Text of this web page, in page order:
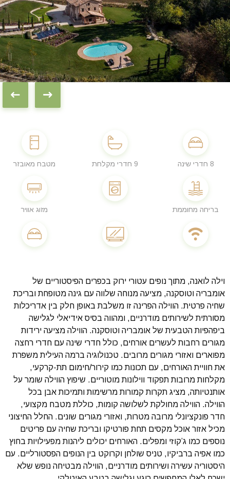
8 חדרי שינה 9 חדרי מקלחת מטבח מאובזר
בריחה מחוממת מזוג אוויר
וילה לואנה, מתוך נופים עטורי ירוק בכפרים הפיסטוריים של
אומבריה וטוסקנה, מציעה מנוחה שלווה עם גינה מטופחת ובריכת
שחיה פרטית. הווילה הפרינה זו משלבת באופן חלק בין אדריכלות
מסורתית לשירותים מודרניים, ומהווה בסיס אידיאלי לגלישה
ביפהפיות הטבעית של אומבריה וטוסקנה. הווילה מציעה ירידות
מגורים רחבות לעשרים אורחים, כולל חדרי שינה עם חדרי רחצה
מפוארים ואזורי מגורים מרובים. טכנולוגיה ברמה העילית משפרת
את חוויית האורחים, עם תכונות כמו קירור/חימום תת-קרקעי,
מקלחות מרובות תפקוד ווילונות מוטוריים. שיפוץ הווילה שומר על
אותנטיותה, מציג תקרות קמורות מרשימות ותמיכות אבן בכל
הווילה. הווילה מחולקת לשלושה קומות, כוללת מטבח מקצועי,
חדר פונקציונלי מרובה מטרות, ואזורי מגורים שונים. החלל החיצוני
מכיל אזור אוכל מקסים תחת פורטיקו ובריכת שחיה עם פריטים
נוספים כמו ג’קוזי ומפלים. האורחים יכולים ליהנות מפעילויות בחוץ
כמו אפיה ברביקיו, טניס שולחן וקרוקט בין הנופים הפסטורליים. עם
היסטוריה עשירה ושירותים מודרניים, הווילה מבטיחה נופש שלא